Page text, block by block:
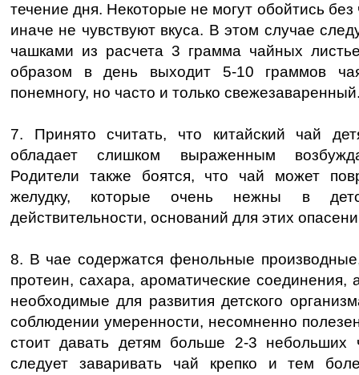
течение дня. Некоторые не могут обойтись без
иначе не чувствуют вкуса. В этом случае
чашками из расчета 3 грамма чайных
образом в день выходит 5-10 граммов
понемногу, но часто и только
7. Принято считать, что китайский чай
обладает слишком выраженным
Родители также боятся, что чай может
желудку, которые очень нежны в
действительности, оснований для этих
8. В чае содержатся фенольные
протеин, сахара, ароматические соединения,
необходимые для развития детского
соблюдении умеренности, несомненно
стоит давать детям больше 2-3 небольших
следует заваривать чай крепко и тем